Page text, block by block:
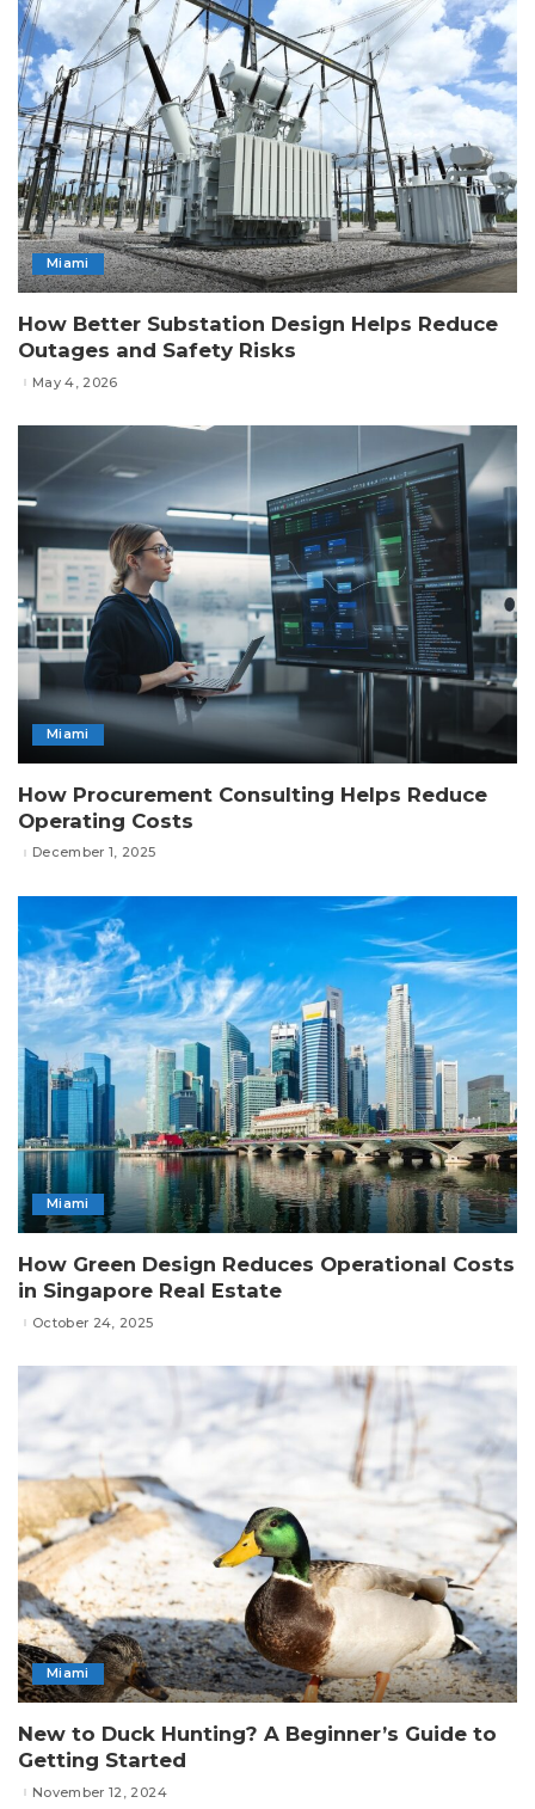
Miami
How Better Substation Design Helps Reduce
Outages and Safety Risks
May 4, 2026
Miami
How Procurement Consulting Helps Reduce
Operating Costs
December 1, 2025
Miami
How Green Design Reduces Operational Costs
in Singapore Real Estate
October 24, 2025
Miami
New to Duck Hunting? A Beginner’s Guide to
Getting Started
November 12, 2024